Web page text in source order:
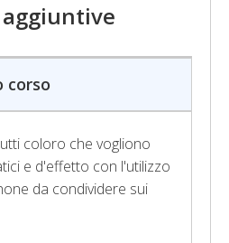
corso
coloro che vogliono
e d'effetto con l'utilizzo
da condividere sui